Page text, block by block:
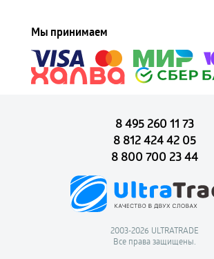
Мы принимаем
8 495 260 11 73
8 812 424 42 05
8 800 700 23 44
2003-2026 ULTRATRADE
Все права защищены.